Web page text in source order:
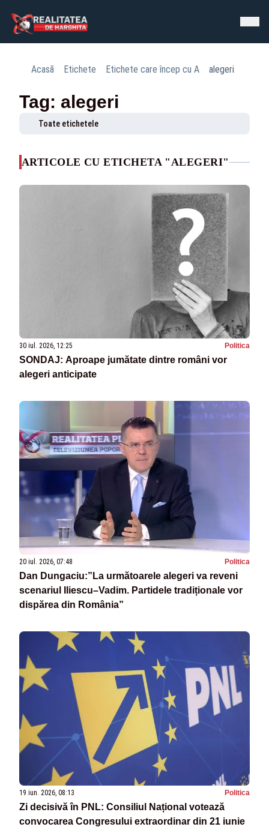
Acasă Etichete Etichete care încep cu A alegeri
Tag: alegeri
Toate etichetele
ARTICOLE CU ETICHETA "ALEGERI"
30 iul. 2026, 12:25 Politica
SONDAJ: Aproape jumătate dintre români vor
alegeri anticipate
20 iul. 2026, 07:48 Politica
Dan Dungaciu:”La următoarele alegeri va reveni
scenariul Iliescu–Vadim. Partidele tradiționale vor
dispărea din România”
19 iun. 2026, 08:13 Politica
Zi decisivă în PNL: Consiliul Național votează
convocarea Congresului extraordinar din 21 iunie